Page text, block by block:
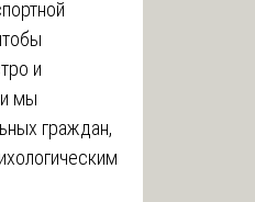
и
мы
граждан,